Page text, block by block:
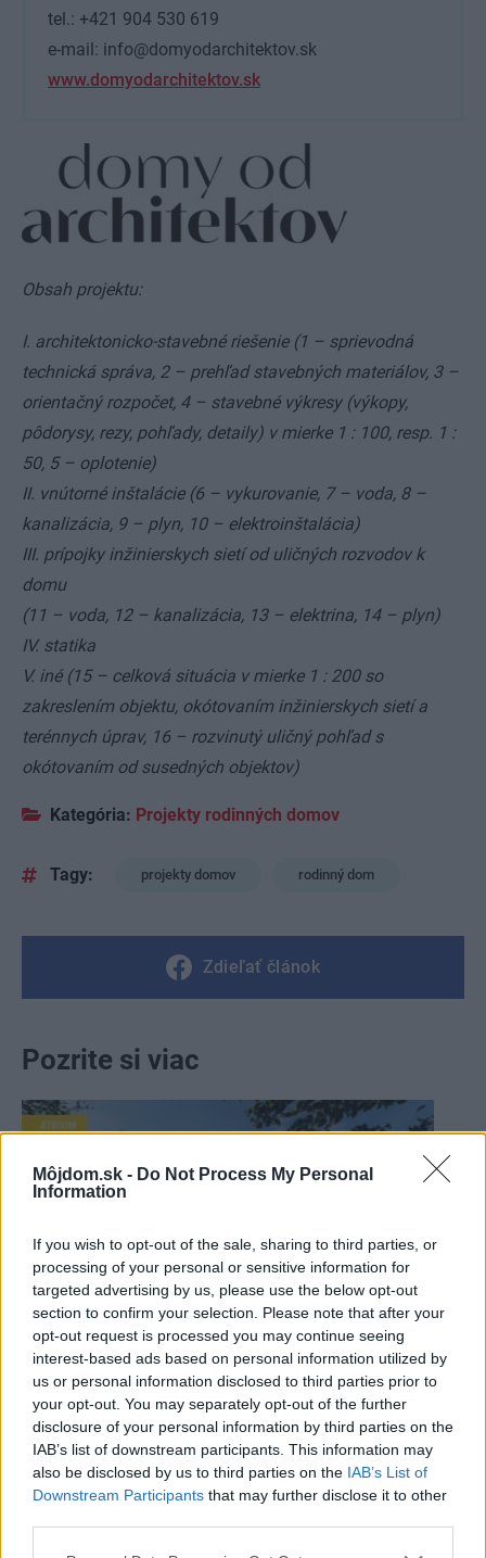
Môjdom.sk - Do Not Process My Personal
Information
If you wish to opt-out of the sale, sharing to third parties, or
processing of your personal or sensitive information for
targeted advertising by us, please use the below opt-out
section to confirm your selection. Please note that after your
opt-out request is processed you may continue seeing
interest-based ads based on personal information utilized by
us or personal information disclosed to third parties prior to
your opt-out. You may separately opt-out of the further
disclosure of your personal information by third parties on the
IAB’s list of downstream participants. This information may
also be disclosed by us to third parties on the IAB’s List of
Downstream Participants that may further disclose it to other
tel.: +421 904 530 619
e-mail: info@domyodarchitektov.sk
www.domyodarchitektov.sk
Obsah projektu:
I. architektonicko-stavebné riešenie (1 – sprievodná
technická správa, 2 – prehľad stavebných materiálov, 3 –
orientačný rozpočet, 4 – stavebné výkresy (výkopy,
pôdorysy, rezy, pohľady, detaily) v mierke 1 : 100, resp. 1 :
50, 5 – oplotenie)
II. vnútorné inštalácie (6 – vykurovanie, 7 – voda, 8 –
kanalizácia, 9 – plyn, 10 – elektroinštalácia)
III. prípojky inžinierskych sietí od uličných rozvodov k
domu
(11 – voda, 12 – kanalizácia, 13 – elektrina, 14 – plyn)
IV. statika
V. iné (15 – celková situácia v mierke 1 : 200 so
zakreslením objektu, okótovaním inžinierskych sietí a
terénnych úprav, 16 – rozvinutý uličný pohľad s
okótovaním od susedných objektov)
Kategória: Projekty rodinných domov
Tagy: projekty domov rodinný dom
Zdieľať článok
Pozrite si viac
Rodinný dom Atrium